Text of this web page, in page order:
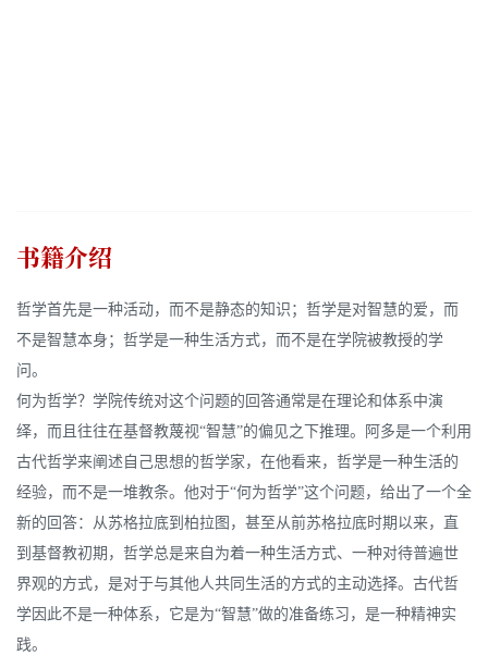
书籍介绍
哲学首先是一种活动，而不是静态的知识；哲学是对智慧的爱，而
不是智慧本身；哲学是一种生活方式，而不是在学院被教授的学
问。
何为哲学？学院传统对这个问题的回答通常是在理论和体系中演
绎，而且往往在基督教蔑视“智慧”的偏见之下推理。阿多是一个利用
古代哲学来阐述自己思想的哲学家，在他看来，哲学是一种生活的
经验，而不是一堆教条。他对于“何为哲学”这个问题，给出了一个全
新的回答：从苏格拉底到柏拉图，甚至从前苏格拉底时期以来，直
到基督教初期，哲学总是来自为着一种生活方式、一种对待普遍世
界观的方式，是对于与其他人共同生活的方式的主动选择。古代哲
学因此不是一种体系，它是为“智慧”做的准备练习，是一种精神实
践。